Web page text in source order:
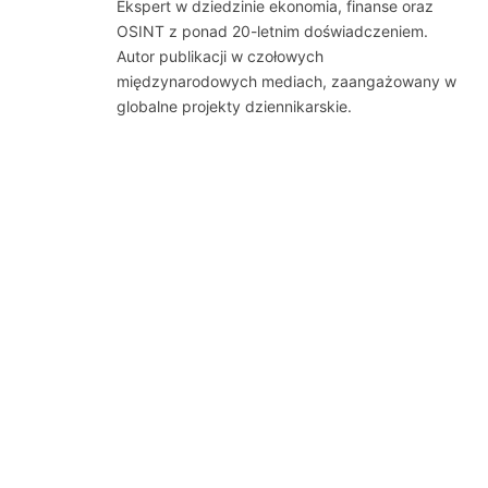
Ekspert w dziedzinie ekonomia, finanse oraz
OSINT z ponad 20-letnim doświadczeniem.
Autor publikacji w czołowych
międzynarodowych mediach, zaangażowany w
globalne projekty dziennikarskie.